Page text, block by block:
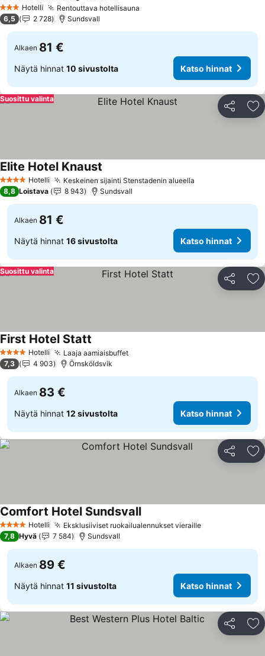
3 Tähtiluokitus
Hotelli Rentouttava hotellisauna
6,5 2 728 Sundsvall
Alkaen 81 €
Näytä hinnat 10 sivustolta Katso hinnat
Jaa
Suosittu valinta
4 Tähtiluokitus
Hotelli Keskeinen sijainti Stenstadenin alueella
Elite Hotel Knaust
8,8 Loistava 8 943 Sundsvall
Alkaen 81 €
Näytä hinnat 16 sivustolta Katso hinnat
Jaa
Suosittu valinta
4 Tähtiluokitus
Hotelli Laaja aamiaisbuffetKatso hinnat
First Hotel Statt
7,3 4 903 Örnsköldsvik
Alkaen 83 €
Näytä hinnat 12 sivustolta Katso hinnat
Jaa
4 Tähtiluokitus
Hotelli Eksklusiiviset ruokailualennukset vierailleKatso hinnat
Comfort Hotel SundsvallKatso hinnat
7,8 Hyvä 7 584 Sundsvall
Alkaen 89 €
Näytä hinnat 11 sivustolta Katso hinnat
Jaa